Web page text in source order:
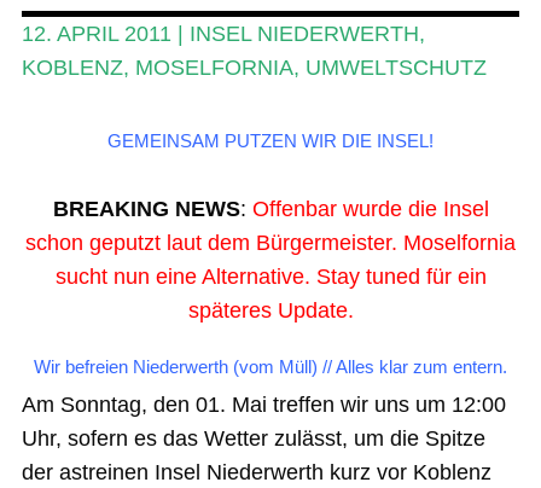
SPOT FINDER
Mein Konto
12. APRIL 2011| INSEL NIEDERWERTH,
KOBLENZ, MOSELFORNIA, UMWELTSCHUTZ
GEMEINSAM PUTZEN WIR DIE INSEL!
BREAKING NEWS: Offenbar wurde die Insel
schon geputzt laut dem Bürgermeister. Moselfornia
sucht nun eine Alternative. Stay tuned für ein
späteres Update.
Wir befreien Niederwerth (vom Müll) // Alles klar zum entern.
Am Sonntag, den 01. Mai treffen wir uns um 12:00
Uhr, sofern es das Wetter zulässt, um die Spitze
der astreinen Insel Niederwerth kurz vor Koblenz